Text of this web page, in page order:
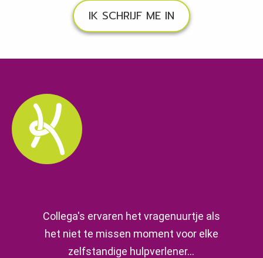
IK SCHRIJF ME IN
Collega's ervaren het vragenuurtje als
het niet te missen moment voor elke
zelfstandige hulpverlener...